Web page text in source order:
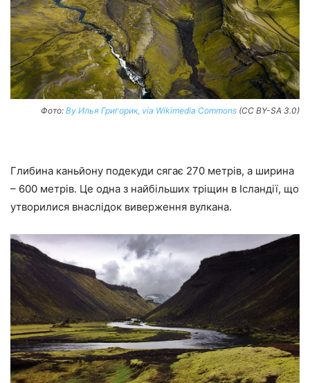
Фото: By Илья Григорик, via Wikimedia Commons (CC BY-SA 3.0)
Глибина каньйону подекуди сягає 270 метрів, а ширина
– 600 метрів. Це одна з найбільших тріщин в Ісландії, що
утворилися внаслідок виверження вулкана.